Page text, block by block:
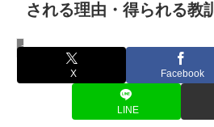
される理由・得られる教訓
コンテンツ
X Facebook
LINE